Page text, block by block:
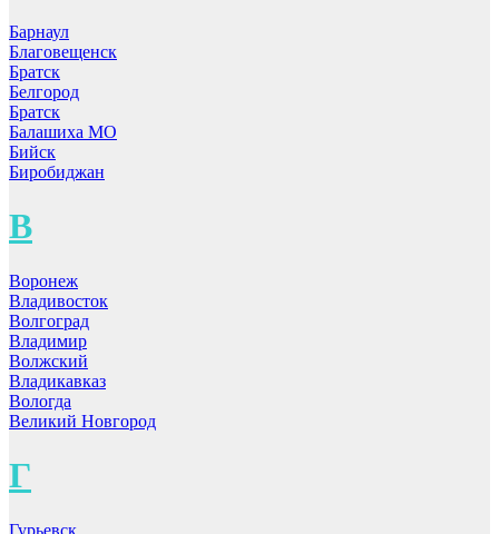
Барнаул
Благовещенск
Братск
Белгород
Братск
Балашиха МО
Бийск
Биробиджан
В
Воронеж
Владивосток
Волгоград
Владимир
Волжский
Владикавказ
Вологда
Великий Новгород
Г
Гурьевск